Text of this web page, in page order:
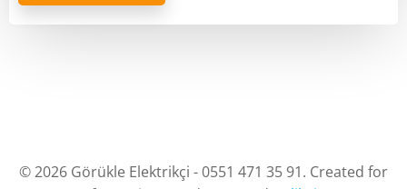
© 2026 Görükle Elektrikçi - 0551 471 35 91. Created for